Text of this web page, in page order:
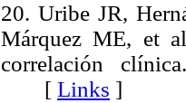
20. Uribe JR,
Márquez ME, et
correlación
[ Links ]